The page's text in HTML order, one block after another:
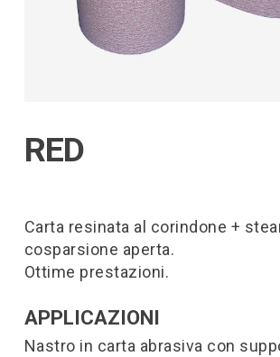
RED
Carta resinata al corindone +
cosparsione aperta.
Ottime prestazioni.
APPLICAZIONI
Nastro in carta abrasiva con